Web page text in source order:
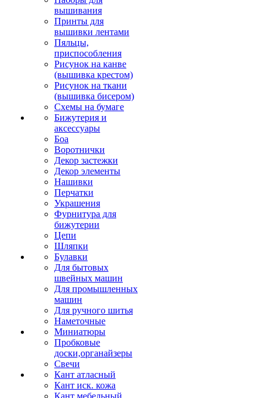
вышивания
Принты для
вышивки лентами
Пяльцы,
приспособления
Рисунок на канве
(вышивка крестом)
Рисунок на ткани
(вышивка бисером)
Схемы на бумаге
Бижутерия и
аксессуары
Боа
Воротнички
Декор застежки
Декор элементы
Нашивки
Перчатки
Украшения
Фурнитура для
бижутерии
Цепи
Шляпки
Булавки
Для бытовых
швейных машин
Для промышленных
машин
Для ручного шитья
Наметочные
Миниатюры
Пробковые
доски,органайзеры
Свечи
Кант атласный
Кант иск. кожа
Кант мебельный